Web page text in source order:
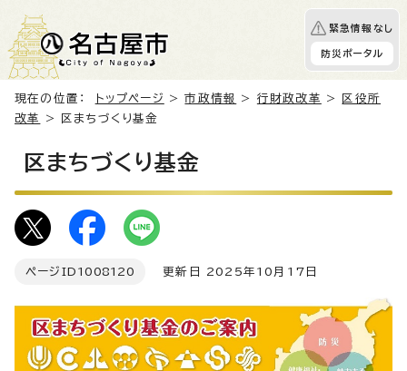
緊急情報なし
防災ポータル
現在の位置： トップページ >市政情報 > 行財政改革 >
区役所
改革
> 区まちづくり基金
区まちづくり基金
ページID 1008120 更新日 2025年10月17日